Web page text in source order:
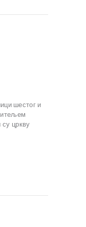
шестог и
цркву